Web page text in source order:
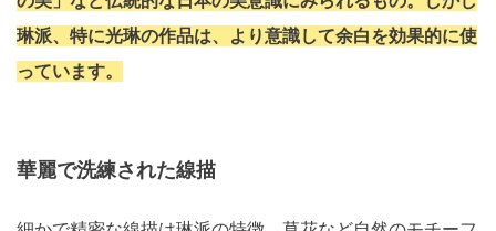
琳派、特に光琳の作品は、より意識して余白を効果的に使
っています。
華麗で洗練された線描